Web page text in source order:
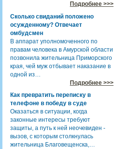
Подробнее >>>
Сколько свиданий положено
осужденному? Отвечает
омбудсмен
В аппарат уполномоченного по
правам человека в Амурской области
позвонила жительница Приморского
края, чей муж отбывает наказание в
одной из…
Подробнее >>>
Как превратить переписку в
телефоне в победу в суде
Оказаться в ситуации, когда
законные интересы требуют
защиты, а путь к ней неочевиден -
вызов, с которым столкнулась
жительница Благовещенска,…